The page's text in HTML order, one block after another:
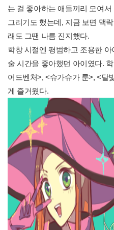
는 걸 좋아하는 애들끼리 모여서
그리기도 했는데, 지금 보면 맥
래도 그땐 나름 진지했다.
학창 시절엔 평범하고 조용한
술 시간을 좋아했던 아이였다.
어드벤처>, <슈가슈가 룬>, <달
게 즐거웠다.